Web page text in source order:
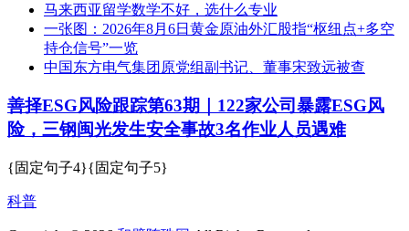
马来西亚留学数学不好，选什么专业
一张图：2026年8月6日黄金原油外汇股指“枢纽点+多空
持仓信号”一览
中国东方电气集团原党组副书记、董事宋致远被查
善择ESG风险跟踪第63期｜122家公司暴露ESG风
险，三钢闽光发生安全事故3名作业人员遇难
{固定句子4}{固定句子5}
科普